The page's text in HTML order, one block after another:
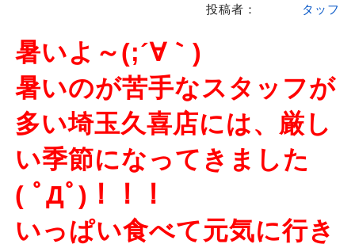
投稿者：
タッフ
暑いよ～(;´∀｀)
暑いのが苦手なスタッフが
多い埼玉久喜店には、厳し
い季節になってきました
( ﾟДﾟ)！！！
いっぱい食べて元気に行き